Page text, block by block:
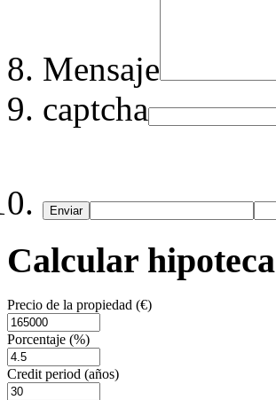
Mensaje
captcha
Enviar
Calcular hipoteca
Precio de la propiedad (€)
Porcentaje (%)
Credit period (años)